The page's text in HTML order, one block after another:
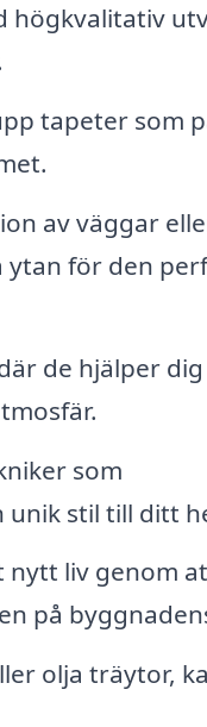
högkvalitativ
tapeter som
av väggar
ytan för den
de hjälper
som
unik stil till ditt
nytt liv genom
på
olja träytor,